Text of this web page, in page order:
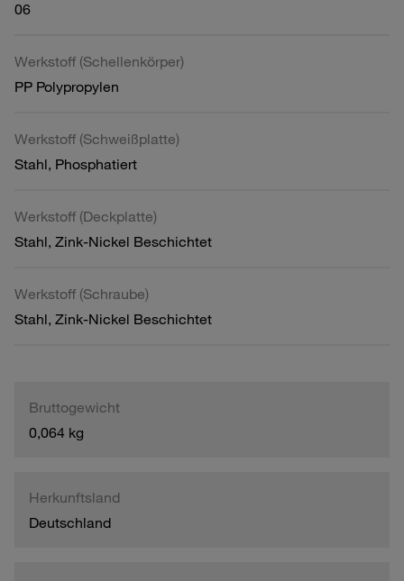
06
Werkstoff (Schellenkörper)
PP Polypropylen
Werkstoff (Schweißplatte)
Stahl, Phosphatiert
Werkstoff (Deckplatte)
Stahl, Zink-Nickel Beschichtet
Werkstoff (Schraube)
Stahl, Zink-Nickel Beschichtet
Bruttogewicht
0,064 kg
Herkunftsland
Deutschland